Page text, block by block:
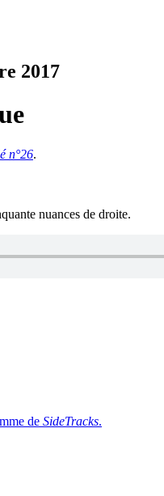
2017
n°26.
nuances de droite.
de SideTracks.